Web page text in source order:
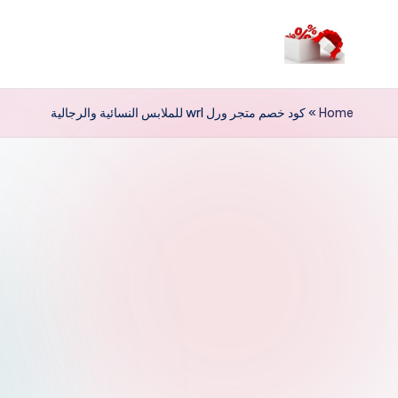
م
ر
Home
»كود خصم متجر ورل wrl للملابس النسائية والرجالية